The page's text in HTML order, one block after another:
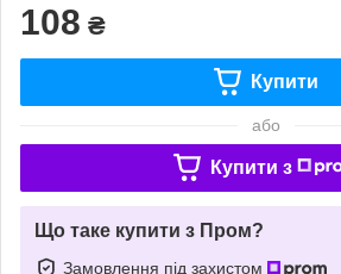
108 ₴
Купити
або
Купити з
Що таке купити з Пром?
Замовлення під захистом